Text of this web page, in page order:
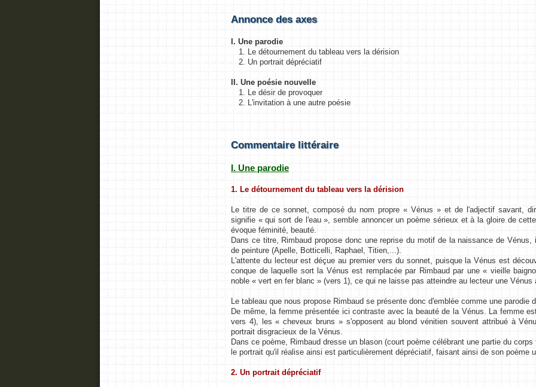
Annonce des axes
I. Une parodie
1. Le détournement du tableau vers la dérision
2. Un portrait dépréciatif
II. Une poésie nouvelle
1. Le désir de provoquer
2. L'invitation à une autre poésie
Commentaire littéraire
I. Une parodie
1. Le détournement du tableau vers la dérision
Le titre de ce sonnet, composé du nom propre « Vénus » et de l'adjectif savant,
signifie « qui sort de l'eau », semble annoncer un poème sérieux et à la gloire de
évoque féminité, beauté.
Dans ce titre, Rimbaud propose donc une reprise du motif de la naissance de
de peinture (Apelle, Botticelli, Raphael, Titien,...).
L'attente du lecteur est déçue au premier vers du sonnet, puisque la Vénus est
conque de laquelle sort la Vénus est remplacée par Rimbaud par une « vieille
noble « vert en fer blanc » (vers 1), ce qui ne laisse pas atteindre au lecteur une Vénus
Le tableau que nous propose Rimbaud se présente donc d'emblée comme une parodie
De même, la femme présentée ici contraste avec la beauté de la Vénus. La femme
vers 4), les « cheveux bruns » s'opposent au blond vénitien souvent attribué à
portrait disgracieux de la Vénus.
Dans ce poème, Rimbaud dresse un blason (court poème célébrant une partie du
le portrait qu'il réalise ainsi est particulièrement dépréciatif, faisant ainsi de son poème
2. Un portrait dépréciatif